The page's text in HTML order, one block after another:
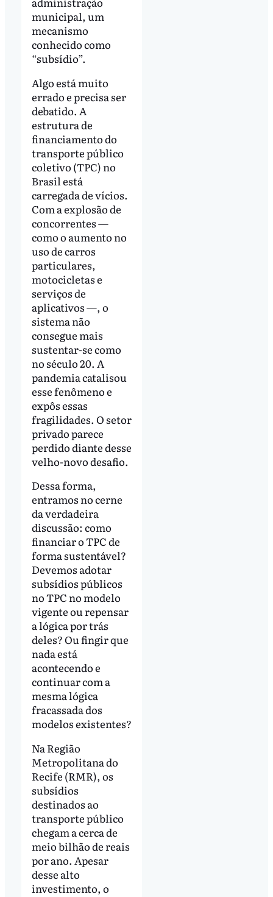
municipal, um
mecanismo
conhecido como
“subsídio”.
Algo está muito
errado e precisa ser
debatido. A
estrutura de
financiamento do
transporte público
coletivo (TPC) no
Brasil está
carregada de vícios.
Com a explosão de
concorrentes —
como o aumento no
uso de carros
particulares,
motocicletas e
serviços de
aplicativos —, o
sistema não
consegue mais
sustentar-se como
no século 20. A
pandemia catalisou
esse fenômeno e
expôs essas
fragilidades. O setor
privado parece
perdido diante desse
velho-novo desafio.
Dessa forma,
entramos no cerne
da verdadeira
discussão: como
financiar o TPC de
forma sustentável?
Devemos adotar
subsídios públicos
no TPC no modelo
vigente ou repensar
a lógica por trás
deles? Ou fingir que
nada está
acontecendo e
continuar com a
mesma lógica
fracassada dos
modelos existentes?
Na Região
Metropolitana do
Recife (RMR), os
subsídios
destinados ao
transporte público
chegam a cerca de
meio bilhão de reais
por ano. Apesar
desse alto
investimento, o